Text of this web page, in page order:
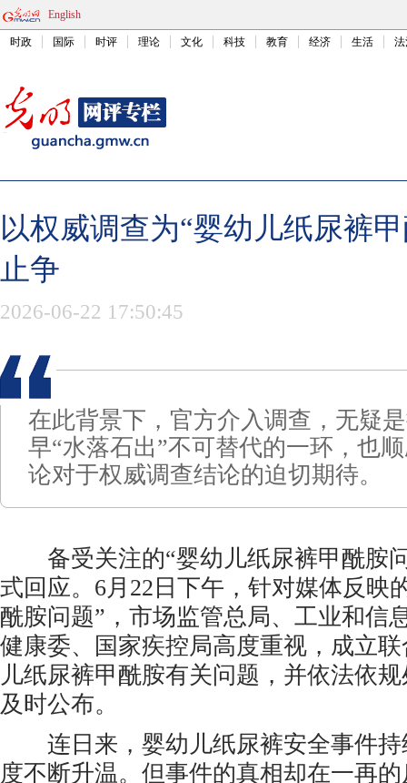
English
时政 国际 时评 理论 文化 科技 教育 经济 生活
以权威调查为“婴幼儿纸尿裤
止争
2026-06-22 17:50:45
在此背景下，官方介入调查，无疑
早“水落石出”不可替代的一环，也
论对于权威调查结论的迫切期待。
备受关注的“婴幼儿纸尿裤甲酰胺
式回应。6月22日下午，针对媒体反映
酰胺问题”，市场监管总局、工业和信
健康委、国家疾控局高度重视，成立
儿纸尿裤甲酰胺有关问题，并依法依
及时公布。
连日来，婴幼儿纸尿裤安全事件持
度不断升温。但事件的真相却在一再